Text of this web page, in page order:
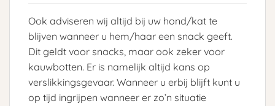
Ook adviseren wij altijd bij uw hond/kat te
blijven wanneer u hem/haar een snack geeft.
Dit geldt voor snacks, maar ook zeker voor
kauwbotten. Er is namelijk altijd kans op
verslikkingsgevaar. Wanneer u erbij blijft kunt u
op tijd ingrijpen wanneer er zo’n situatie